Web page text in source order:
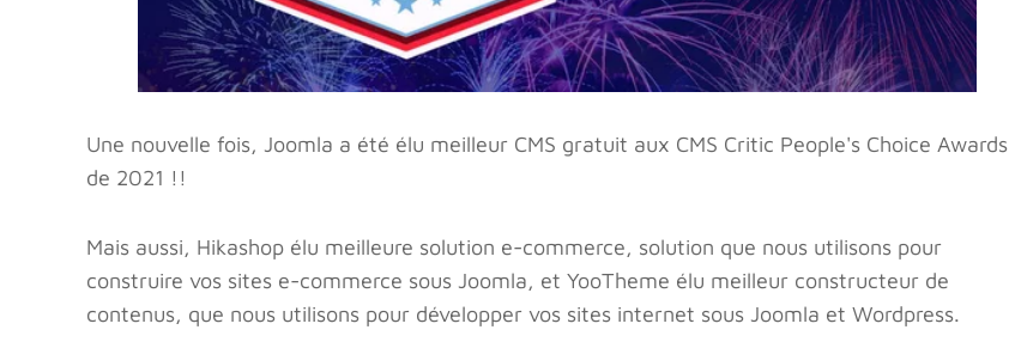
Une nouvelle fois, Joomla a été élu meilleur CMS gratuit aux CMS Critic People's Choice Awards
de 2021 !!
Mais aussi, Hikashop élu meilleure solution e-commerce, solution que nous utilisons pour
construire vos sites e-commerce sous Joomla, et YooTheme élu meilleur constructeur de
contenus, que nous utilisons pour développer vos sites internet sous Joomla et Wordpress.